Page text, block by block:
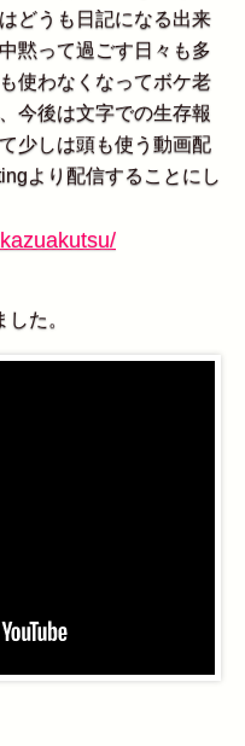
どうも日記になる出来
黙って過ごす日々も多
使わなくなってボケ老
今後は文字での生存報
少しは頭も使う動画配
より配信することにし
た。